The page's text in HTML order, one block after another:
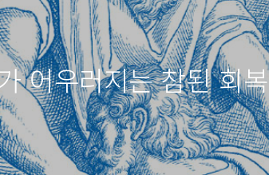
어우러지는 참된 회복